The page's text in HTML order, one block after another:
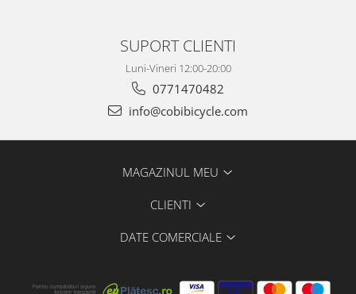
SUPORT CLIENTI
Luni-Vineri 12:00-20:00
0771470482
info@cobibicycle.com
MAGAZINUL MEU
CLIENTI
DATE COMERCIALE